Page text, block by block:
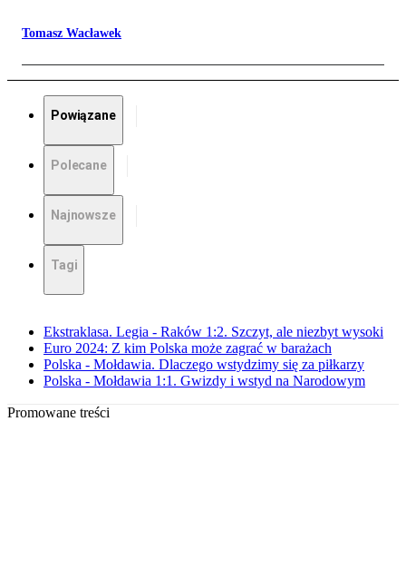
Tomasz Wacławek
Powiązane
Polecane
Najnowsze
Tagi
Ekstraklasa. Legia - Raków 1:2. Szczyt, ale niezbyt wysoki
Euro 2024: Z kim Polska może zagrać w barażach
Polska - Mołdawia. Dlaczego wstydzimy się za piłkarzy
Polska - Mołdawia 1:1. Gwizdy i wstyd na Narodowym
Promowane treści